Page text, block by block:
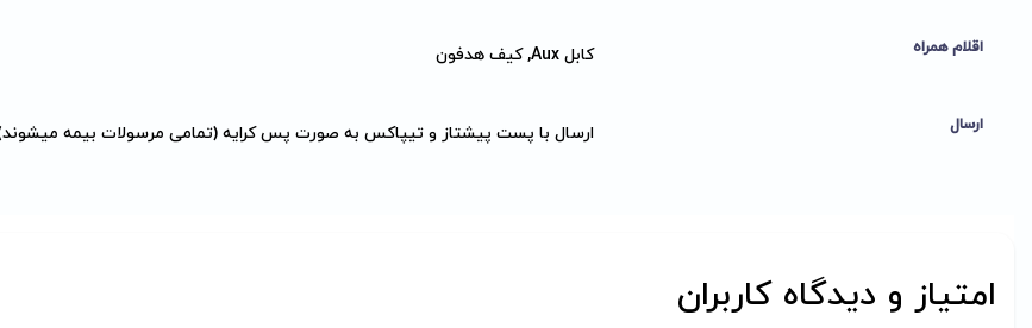
اقلام همراه کابل Aux, کیف هدفون
ارسال ارسال با پست پیشتاز و تیپاکس به صورت پس کرایه (تمامی مرسولات بیمه
امتیاز و دیدگاه کاربران